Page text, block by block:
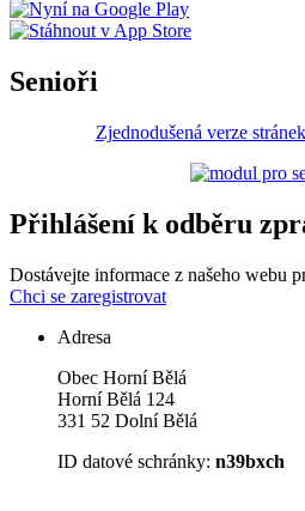
Senioři
Zjednodušená verze
Přihlášení k odběru
Dostávejte informace z našeho webu
Chci se zaregistrovat
Adresa
Obec Horní Bělá
Horní Bělá 124
331 52 Dolní Bělá
ID datové schránky: n39bxch